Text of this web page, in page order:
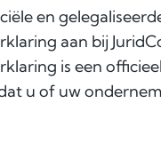
en
aan bij
is een
u of uw